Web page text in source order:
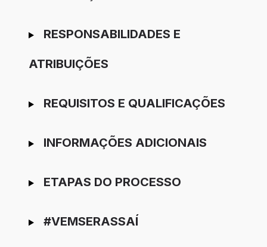
RESPONSABILIDADES E
ATRIBUIÇÕES
REQUISITOS E QUALIFICAÇÕES
INFORMAÇÕES ADICIONAIS
ETAPAS DO PROCESSO
#VEMSERASSAÍ